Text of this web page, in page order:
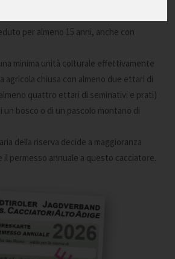
per almeno 15 anni, anche con
minima unità colturale effettivamente
agricola chiusa con almeno due ettari di
quattro ettari di seminativi e prati)
un bosco o di un pascolo montano di
della riserva decide a maggioranza
il permesso annuale a questo cacciatore.